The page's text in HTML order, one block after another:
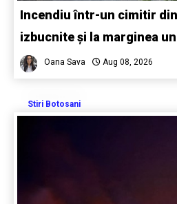
Incendiu într-un cimitir
izbucnite și la marginea
Oana Sava Aug 08, 2026
Stiri Botosani